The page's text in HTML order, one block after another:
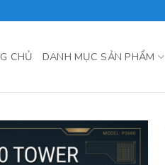
CHỦ DANH MỤC SẢN PHẨM